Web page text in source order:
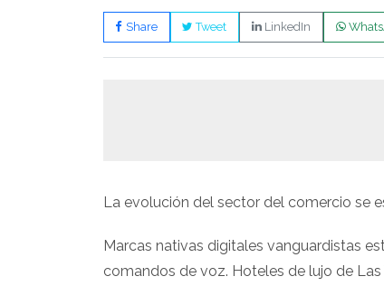
Share Tweet LinkedIn
La evolución del sector del comercio se
Marcas nativas digitales vanguardistas
comandos de voz. Hoteles de lujo de